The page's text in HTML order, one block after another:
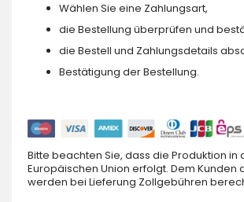
Wählen Sie eine Zahlungsart,
die Bestellung überprüfen und
die Bestell und Zahlungsdetails
Bestätigung der Bestellung.
Bitte beachten Sie, dass die Produktion in
Europäischen Union erfolgt. Dem Kunden
werden bei Lieferung Zollgebühren